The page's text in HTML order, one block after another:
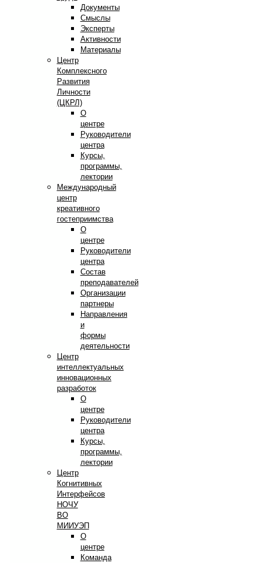
Документы
Смыслы
Эксперты
Активности
Материалы
Центр
Комплексного
Развития
Личности
(ЦКРЛ)
О
центре
Руководители
центра
Курсы,
программы,
лектории
Международный
центр
креативного
гостеприимства
О
центре
Руководители
центра
Состав
преподавателей
Организации
партнеры
Направления
и
формы
деятельности
Центр
интеллектуальных
инновационных
разработок
О
центре
Руководители
центра
Курсы,
программы,
лектории
Центр
Когнитивных
Интерфейсов
НОЧУ
ВО
МИИУЭП
О
центре
Команда